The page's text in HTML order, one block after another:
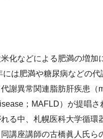
化などによる肥満の増加
には肥満や糖尿病などの
謝異常関連脂肪肝疾患（
； MAFLD）が提唱さ
る中、札幌医科大学循環
講座講師の古橋眞人氏ら